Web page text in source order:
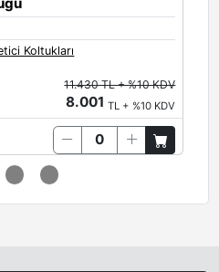
Koltukları
11.430 TL + %10 KDV
8.001TL + %10 KDV